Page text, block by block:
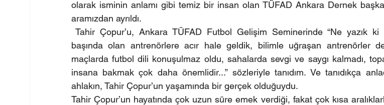
olarak isminin anlamı gibi temiz bir insan olan TÜFAD Ankara Dernek
aramızdan ayrıldı.
Tahir Çopur’u, Ankara TÜFAD Futbol Gelişim Seminerinde “Ne yazık ki
başında olan antrenörlere acır hale geldik, bilimle uğraşan antrenörler
maçlarda futbol dili konuşulmaz oldu, sahalarda sevgi ve saygı kalmadı,
insana bakmak çok daha önemlidir...” sözleriyle tanıdım. Ve tanıdıkça
ahlakın, Tahir Çopur’un yaşamında bir gerçek olduğuydu.
Tahir Çopur’un hayatında çok uzun süre emek verdiği, fakat çok kısa